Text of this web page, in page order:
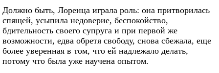
Должно быть, Лоренца играла роль: она притворилась
спящей, усыпила недоверие, беспокойство,
бдительность своего супруга и при первой же
возможности, едва обретя свободу, снова сбежала, еще
более уверенная в том, что ей надлежало делать,
потому что была уже научена опытом.